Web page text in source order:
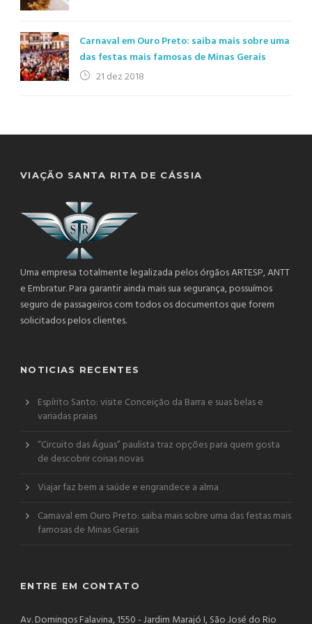
Carnaval em Ouro Preto: saiba mais sobre uma
das festas mais famosas de Minas Gerais
21 dez 2018
VIAÇÃO SANTA RITA DE CÁSSIA
Uma empresa totalmente legalizada pelos órgãos ARTESP, ANTT
e Embratur. Para garantir ainda mais sua segurança, possuímos
seguro de passageiros com todos os documentos que forem
solicitados pelos clientes.
NOTICIAS RECENTES
Espírito Santo: visite Conceição da Barra e suas belas e
variadas praias
“Circuito das Águas” paulista traz opções para quem gosta
de descobrir coisas novas
Viajar faz bem a saúde e engrandece a alma
Carnaval em Ouro Preto: saiba mais sobre uma das festas mais
famosas de Minas Gerais
ENTRE EM CONTATO
Av. Domingos Falavina, 1550 - Jardim Marajó I, São José do Rio